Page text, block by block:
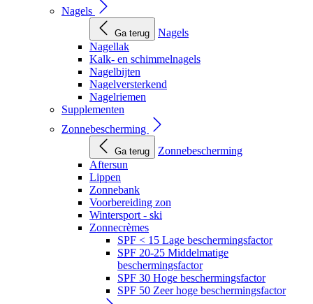
Nagels
Ga terug
Nagels
Nagellak
Kalk- en schimmelnagels
Nagelbijten
Nagelversterkend
Nagelriemen
Supplementen
Zonnebescherming
Ga terug
Zonnebescherming
Aftersun
Lippen
Zonnebank
Voorbereiding zon
Wintersport - ski
Zonnecrèmes
SPF < 15 Lage beschermingsfactor
SPF 20-25 Middelmatige
beschermingsfactor
SPF 30 Hoge beschermingsfactor
SPF 50 Zeer hoge beschermingsfactor